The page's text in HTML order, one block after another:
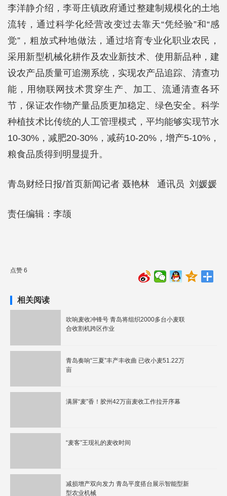
李洋静介绍，李哥庄镇政府通过整建制规模化的土地
流转，通过科学化经营改变过去靠天“凭经验”和“感
觉”，粗放式种地做法，通过培育专业化职业农民，
采用新型机械化耕作及农业新技术、使用新品种，建
设农产品质量可追溯系统，实现农产品追踪、清查功
能，用物联网技术贯穿生产、加工、流通清查各环
节，保证农作物产量品质更加稳定、绿色安全。科学
种植技术比传统的人工管理模式，平均能够实现节水
10-30%，减肥20-30%，减药10-20%，增产5-10%，
粮食品质得到明显提升。
青岛财经日报/首页新闻记者 聂艳林 通讯员 刘媛媛
责任编辑：李颉
点赞 6
相关阅读
吹响麦收冲锋号 青岛将组织2000多台小麦联
合收割机跨区作业
青岛奏响“三夏”丰产丰收曲 已收小麦51.22万
亩
满屏“麦”香！胶州42万亩麦收工作拉开序幕
“麦客”王现礼的麦收时间
减损增产双向发力 青岛平度搭台展示智能型新
型农业机械